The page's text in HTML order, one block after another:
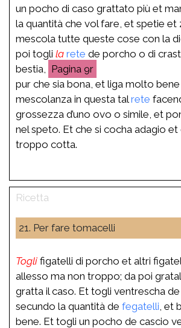
un pocho di caso grattato più et
la quantità che vol fare, et spetie et
mescola tutte queste cose con la
poi togli la rete de porcho o di
bestia,
9r
pur che sia bona, et liga molto
mescolanza in questa talrete
grossezza d’uno ovo o simile, et
nel speto. Et che si cocha adagio et
troppo cotta.
21. Per fare tomacelli
Togli figatelli di porcho et altri
allesso ma non troppo; da poi
gratta il caso. Et togli ventrescha
secundo la quantità de fegatelli , et
bene. Et togli un pocho de cascio